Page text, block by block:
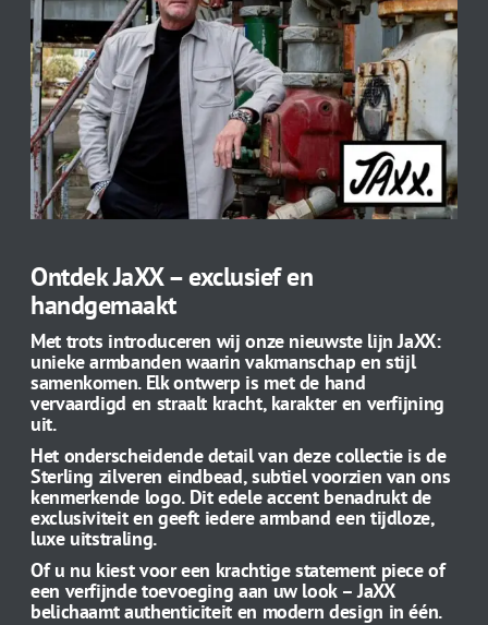
Ontdek JaXX – exclusief en
handgemaakt
Met trots introduceren wij onze nieuwste lijn JaXX:
unieke armbanden waarin vakmanschap en stijl
samenkomen. Elk ontwerp is met de hand
vervaardigd en straalt kracht, karakter en verfijning
uit.
Het onderscheidende detail van deze collectie is de
Sterling zilveren eindbead, subtiel voorzien van ons
kenmerkende logo. Dit edele accent benadrukt de
exclusiviteit en geeft iedere armband een tijdloze,
luxe uitstraling.
Of u nu kiest voor een krachtige statement piece of
een verfijnde toevoeging aan uw look – JaXX
belichaamt authenticiteit en modern design in één.